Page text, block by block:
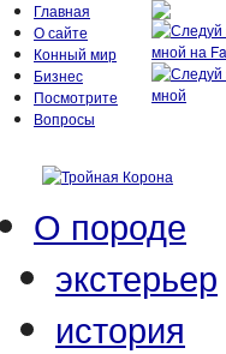
Главная
О сайте
Конный мир
Бизнес
Посмотрите
Вопросы
О породе
экстерьер
история